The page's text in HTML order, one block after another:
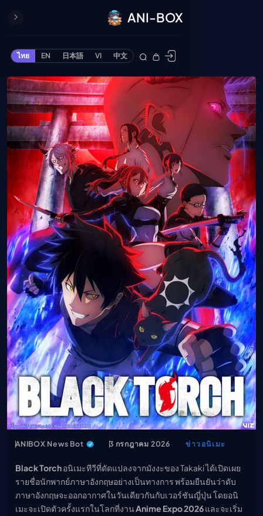
ข้ามไปยังเนื้อหา
ANI-BOX
ไทย EN 日本語 VI 中文
ปิด
ONE PIECE
Cardgame
Cardlist
Collection
Deck Builder
My-Collection
Deck Library
Deck Share
PREMIUM SERVICE
ทีวีออนไลน์
แนะนำรายการทีวี
อนิเมะ
ตารางออกอากาศอนิ
เมะ (คืนนี้)
ตารางออกอากาศอนิ
เมะ
ANIBOX News Bot 3 กรกฎาคม 2026 ข่าวอนิเมะ
Black Torchอนิเมะทีวีที่ดัดแปลงจากมังงะของ Takaki ได้เปิดเผย
รายชื่อนักพากย์ภาษาอังกฤษอย่างเป็นทางการ พร้อมยืนยันว่าดับ
ภาษาอังกฤษจะออกอากาศในวันเดียวกันกับเวอร์ชันญี่ปุ่น โดยอนิ
เมะจะเปิดตัวครั้งแรกในโลกที่งานAnime Expo 2026และจะเริ่ม